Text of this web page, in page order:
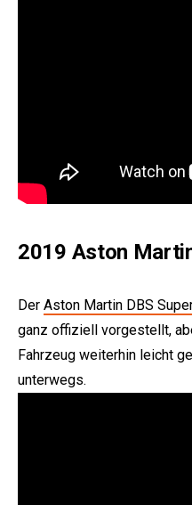
2019 Aston
Der Aston Martin DBS
ganz offiziell vorgestellt,
Fahrzeug weiterhin leicht
unterwegs.